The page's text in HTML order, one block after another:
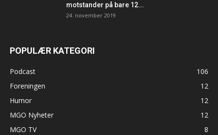
motstander på bare 12...
24. november 2019
POPULÆR KATEGORI
Podcast
106
Foreningen
12
Humor
12
MGO Nyheter
12
MGO TV
8